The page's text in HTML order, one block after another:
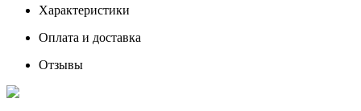
Характеристики
Оплата и доставка
Отзывы